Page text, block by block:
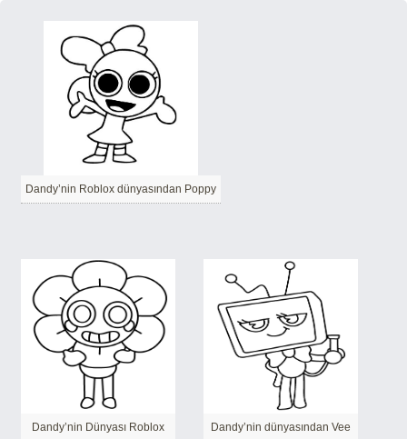
Dandy’nin Roblox dünyasından Poppy
Dandy’nin Dünyası Roblox Dandy’nin dünyasından Vee